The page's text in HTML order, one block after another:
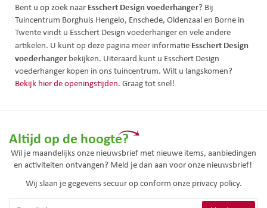
Bent u op zoek naar Esschert Design voederhanger? Bij
Tuincentrum Borghuis Hengelo, Enschede, Oldenzaal en Borne in
Twente vindt u Esschert Design voederhanger en vele andere
artikelen. U kunt op deze pagina meer informatie Esschert Design
voederhanger bekijken. Uiteraard kunt u Esschert Design
voederhanger kopen in ons tuincentrum. Wilt u langskomen?
Bekijk hier de openingstijden. Graag tot snel!
Altijd op de hoogte?
Wil je maandelijks onze nieuwsbrief met nieuwe items, aanbiedingen
en activiteiten ontvangen? Meld je dan aan voor onze nieuwsbrief!
Wij slaan je gegevens secuur op conform onze privacy policy.